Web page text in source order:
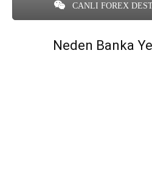
CANLI FOREX
Neden Banka